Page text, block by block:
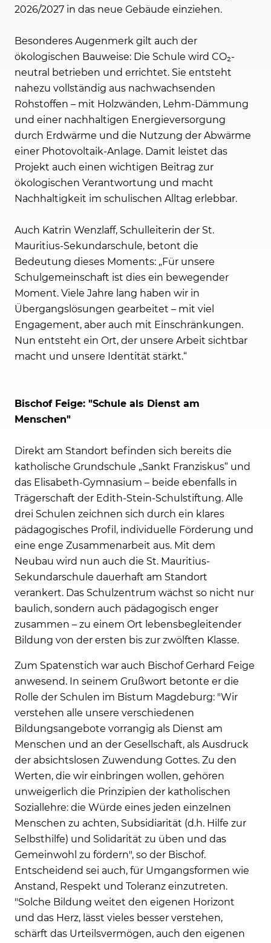
2026/2027 in das neue Gebäude einziehen.
Besonderes Augenmerk gilt auch der
ökologischen Bauweise: Die Schule wird CO₂-
neutral betrieben und errichtet. Sie entsteht
nahezu vollständig aus nachwachsenden
Rohstoffen – mit Holzwänden, Lehm-Dämmung
und einer nachhaltigen Energieversorgung
durch Erdwärme und die Nutzung der Abwärme
einer Photovoltaik-Anlage. Damit leistet das
Projekt auch einen wichtigen Beitrag zur
ökologischen Verantwortung und macht
Nachhaltigkeit im schulischen Alltag erlebbar.
Auch Katrin Wenzlaff, Schulleiterin der St.
Mauritius-Sekundarschule, betont die
Bedeutung dieses Moments: „Für unsere
Schulgemeinschaft ist dies ein bewegender
Moment. Viele Jahre lang haben wir in
Übergangslösungen gearbeitet – mit viel
Engagement, aber auch mit Einschränkungen.
Nun entsteht ein Ort, der unsere Arbeit sichtbar
macht und unsere Identität stärkt.“
Bischof Feige: "Schule als Dienst am
Menschen"
Direkt am Standort befinden sich bereits die
katholische Grundschule „Sankt Franziskus“ und
das Elisabeth-Gymnasium – beide ebenfalls in
Trägerschaft der Edith-Stein-Schulstiftung. Alle
drei Schulen zeichnen sich durch ein klares
pädagogisches Profil, individuelle Förderung und
eine enge Zusammenarbeit aus. Mit dem
Neubau wird nun auch die St. Mauritius-
Sekundarschule dauerhaft am Standort
verankert. Das Schulzentrum wächst so nicht nur
baulich, sondern auch pädagogisch enger
zusammen – zu einem Ort lebensbegleitender
Bildung von der ersten bis zur zwölften Klasse.
Zum Spatenstich war auch Bischof Gerhard Feige
anwesend. In seinem Grußwort betonte er die
Rolle der Schulen im Bistum Magdeburg: "Wir
verstehen alle unsere verschiedenen
Bildungsangebote vorrangig als Dienst am
Menschen und an der Gesellschaft, als Ausdruck
der absichtslosen Zuwendung Gottes. Zu den
Werten, die wir einbringen wollen, gehören
unweigerlich die Prinzipien der katholischen
Soziallehre: die Würde eines jeden einzelnen
Menschen zu achten, Subsidiarität (d.h. Hilfe zur
Selbsthilfe) und Solidarität zu üben und das
Gemeinwohl zu fördern", so der Bischof.
Entscheidend sei auch, für Umgangsformen wie
Anstand, Respekt und Toleranz einzutreten.
"Solche Bildung weitet den eigenen Horizont
und das Herz, lässt vieles besser verstehen,
schärft das Urteilsvermögen, auch den eigenen